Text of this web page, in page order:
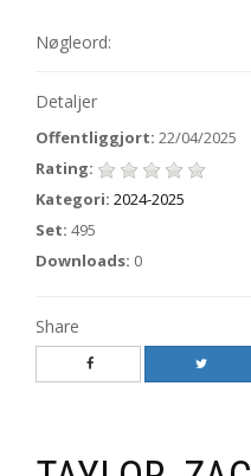
Nøgleord:
Detaljer
Offentliggjort: 22/04/2025
Rating:
Kategori: 2024-2025
Set: 495
Downloads: 0
Share